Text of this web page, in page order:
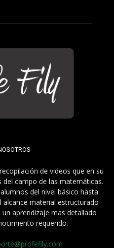
de videos que en su
campo de las matemáticas.
del nivel básico hasta
material estructurado
aprendizaje mas detallado
requerido.